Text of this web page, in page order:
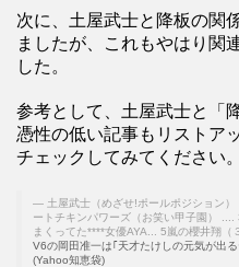
次に、土屋武士と降板の関
ましたが、これもやはり関
した。
参考として、土屋武士と「
憑性の低い記事もリストア
チェックしてみてください。
土屋武士（めざせ!ポールポジション
ートチキンパワーズ（お笑い甲子園）
まくってた****女優AYA... 5嵐の櫻井翔（
V6の岡田准一は｢天才たけしの元気が出
(Yahoo知恵袋)